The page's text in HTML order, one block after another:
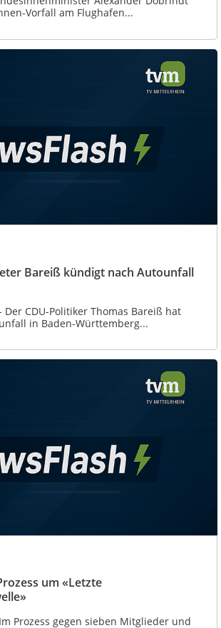
Vorfall am Flughafen...
Bareiß kündigt nach Autounfall
Der CDU-Politiker Thomas Bareiß hat
in Baden-Württemberg...
um «Letzte
Prozess gegen sieben Mitglieder und